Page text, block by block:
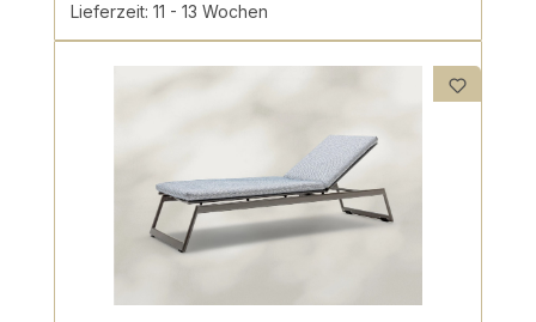
Lieferzeit: 11 - 13 Wochen